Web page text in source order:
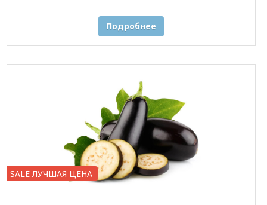
Подробнее
SALE ЛУЧШАЯ ЦЕНА